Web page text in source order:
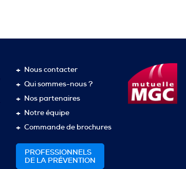
Nous contacter
Qui sommes-nous ?
Nos partenaires
Notre équipe
Commande de brochures
PROFESSIONNELS
DE LA PRÉVENTION